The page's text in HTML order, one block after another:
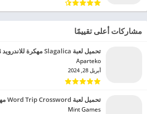
مشاركات أعلى تقييمًا
تحميل لعبة Slagalica مهكرة للاندرويد 2024
Aparteko‏
أبريل 28, 2024
تحميل لعبة Word Trip Crossword مهكرة للاندرويد 2024
Mint Games‏